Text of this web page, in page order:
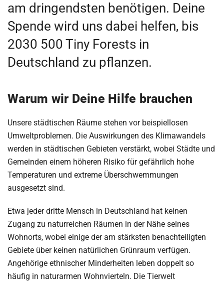
am dringendsten benötigen. Deine
Spende wird uns dabei helfen, bis
2030 500 Tiny Forests in
Deutschland zu pflanzen.
Warum wir Deine Hilfe brauchen
Unsere städtischen Räume stehen vor beispiellosen
Umweltproblemen. Die Auswirkungen des Klimawandels
werden in städtischen Gebieten verstärkt, wobei Städte und
Gemeinden einem höheren Risiko für gefährlich hohe
Temperaturen und extreme Überschwemmungen
ausgesetzt sind.
Etwa jeder dritte Mensch in Deutschland hat keinen
Zugang zu naturreichen Räumen in der Nähe seines
Wohnorts, wobei einige der am stärksten benachteiligten
Gebiete über keinen natürlichen Grünraum verfügen.
Angehörige ethnischer Minderheiten leben doppelt so
häufig in naturarmen Wohnvierteln. Die Tierwelt